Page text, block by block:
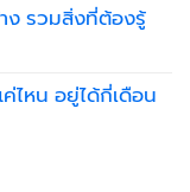
าง รวมสิ่งที่ต้องรู้
ไหน อยู่ได้กี่เดือน